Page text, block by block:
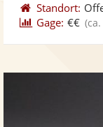
Standort:
Gage: €€